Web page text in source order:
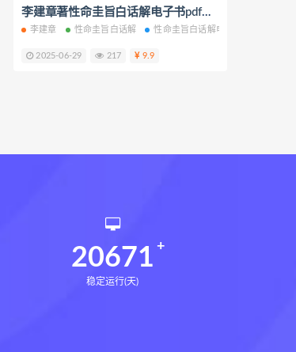
电子书 性命圭旨PDF 性命圭旨网盘 性命圭旨下载
李建章著性命圭旨白话解电子书pdf百度网盘下载学习
李建章 性命圭旨白话解 性命圭旨白话解电子书
2025-06-29 217 9.9
20671
稳定运行(天)